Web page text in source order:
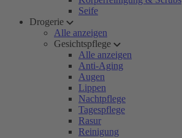
Seife
Drogerie
Alle anzeigen
Gesichtspflege
Alle anzeigen
Anti-Aging
Augen
Lippen
Nachtpflege
Tagespflege
Rasur
Reinigung